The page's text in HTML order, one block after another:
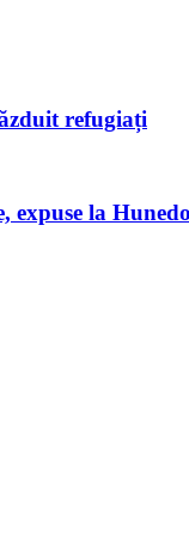
refugiați
expuse la